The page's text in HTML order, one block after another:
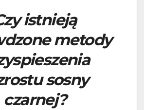
istnieją
metody
sosny
czarnej?